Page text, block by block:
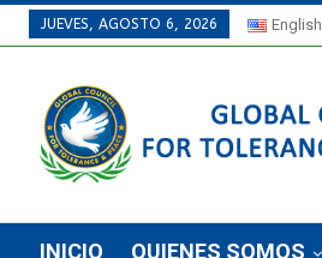
JUEVES, AGOSTO 6, 2026 English
INICIO QUIENES SOMOS